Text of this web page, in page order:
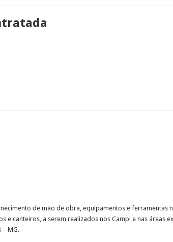
de mão de obra, equipamentos e ferramentas
canteiros, a serem realizados nos Campi e nas áreas
– MG.